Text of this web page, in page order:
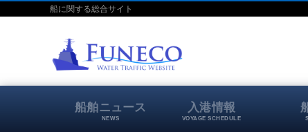
船に関する総合サイト
船舶ニュース
NEWS
入港情報
VOYAGE SCHEDULE